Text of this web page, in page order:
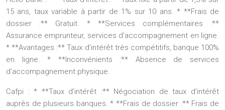
15 ans, taux variable à partir de 1% sur 10 ans. * **Frais de
dossier :** Gratuit. * **Services complémentaires :**
Assurance emprunteur, services d’accompagnement en ligne.
* **Avantages :** Taux d’intérêt très compétitifs, banque 100%
en ligne. * **Inconvénients :** Absence de services
d’accompagnement physique.
Cafpi :* **Taux d’intérêt :** Négociation de taux d’intérêt
auprès de plusieurs banques. * **Frais de dossier :** Frais de